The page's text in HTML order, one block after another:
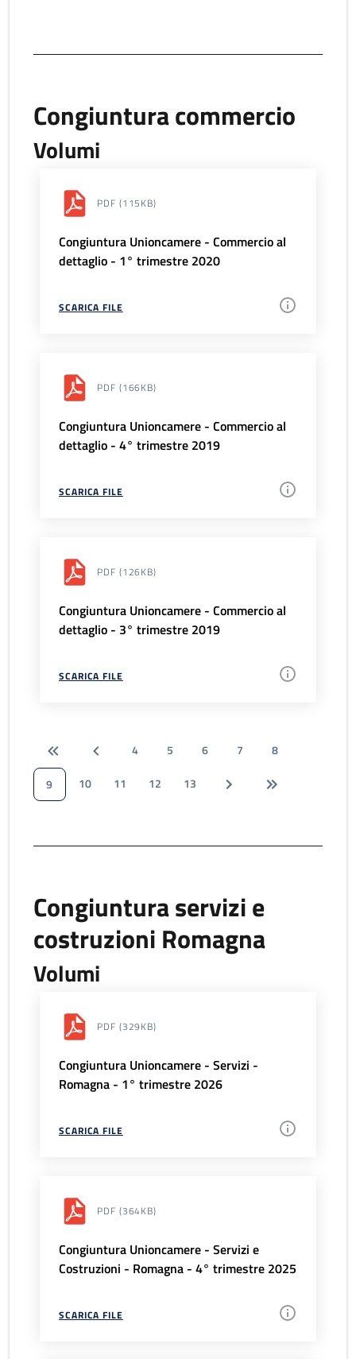
Congiuntura commercio
Volumi
PDF (115KB)
Congiuntura Unioncamere - Commercio al
dettaglio - 1° trimestre 2020
SCARICA FILE
PDF (166KB)
Congiuntura Unioncamere - Commercio al
dettaglio - 4° trimestre 2019
SCARICA FILE
PDF (126KB)
Congiuntura Unioncamere - Commercio al
dettaglio - 3° trimestre 2019
SCARICA FILE
4 5 6 7
8
9
10 11 12 13
Congiuntura servizi e
costruzioni Romagna
Volumi
PDF (329KB)
Congiuntura Unioncamere - Servizi -
Romagna - 1° trimestre 2026
SCARICA FILE
PDF (364KB)
Congiuntura Unioncamere - Servizi e
Costruzioni - Romagna - 4° trimestre 2025
SCARICA FILE